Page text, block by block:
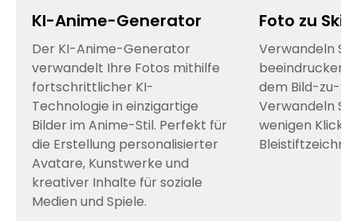
KI-Anime-Generator
Der KI-Anime-Generator
verwandelt Ihre Fotos mithilfe
fortschrittlicher KI-
Technologie in einzigartige
Bilder im Anime-Stil. Perfekt für
die Erstellung personalisierter
Avatare, Kunstwerke und
kreativer Inhalte für soziale
Medien und Spiele.
Foto zu
Verwandeln
dem Bild-zu-
Verwandeln
wenigen Klicks